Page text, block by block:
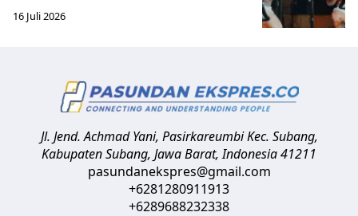
16 Juli 2026
Jl. Jend. Achmad Yani, Pasirkareumbi Kec. Subang,
Kabupaten Subang, Jawa Barat,Indonesia41211
pasundanekspres@gmail.com
+6281280911913
+6289688232338